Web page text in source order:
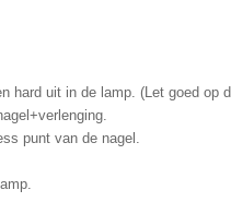
hard uit in de lamp. (Let goed op
punt van de nagel.
lamp.